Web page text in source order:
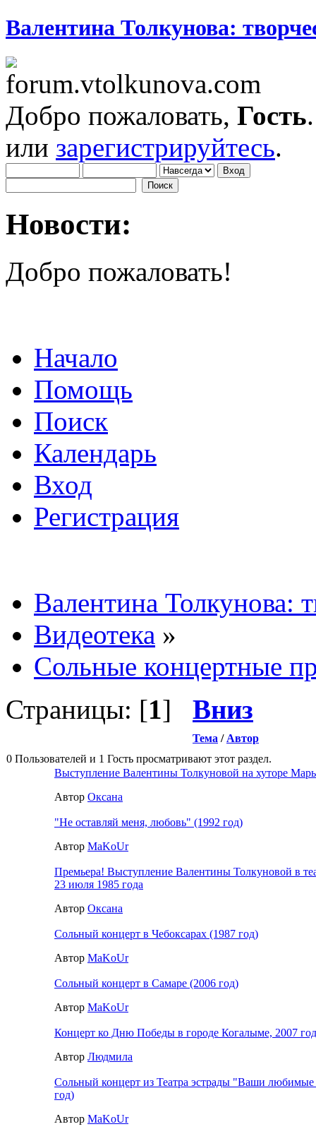
Валентина Толкунова:
Добро пожаловать, Гость
или зарегистрируйтесь.
Новости:
Добро пожаловать!
Начало
Помощь
Поиск
Календарь
Вход
Регистрация
Валентина Толкунова:
Видеотека »
Сольные концертные
Страницы: [1] Вниз
Тема / Автор
0 Пользователей и 1 Гость просматривают этот раздел.
Выступление Валентины Толкуновой на хуторе
Автор Оксана
"Не оставляй меня, любовь" (1992 год)
Автор MaKoUr
Премьера! Выступление Валентины Толкуновой в
23 июля 1985 года
Автор Оксана
Сольный концерт в Чебоксарах (1987 год)
Автор MaKoUr
Сольный концерт в Самаре (2006 год)
Автор MaKoUr
Концерт ко Дню Победы в городе Когалыме, 2007 год
Автор Людмила
Сольный концерт из Театра эстрады "Ваши
год)
Автор MaKoUr